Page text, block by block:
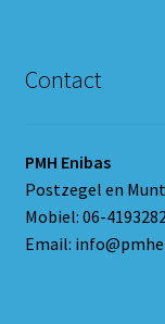
Contact
PMH Enibas
Postzegel en
Mobiel: 06-
Email: